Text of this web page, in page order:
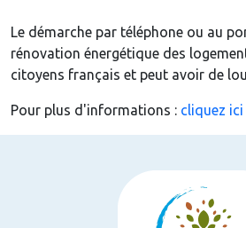
Le démarche par téléphone ou au
rénovation énergétique des
citoyens français et peut avoir de
Pour plus d'informations : cliquez ici